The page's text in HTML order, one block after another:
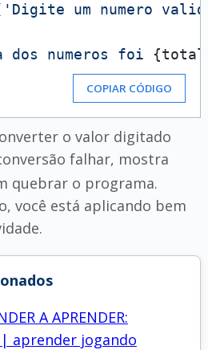
'Digite um numero
dos numeros foi
COPIAR CÓDIGO
o valor digitado
falhar, mostra
quebrar o programa.
você está aplicando bem
A APRENDER:
aprender jogando